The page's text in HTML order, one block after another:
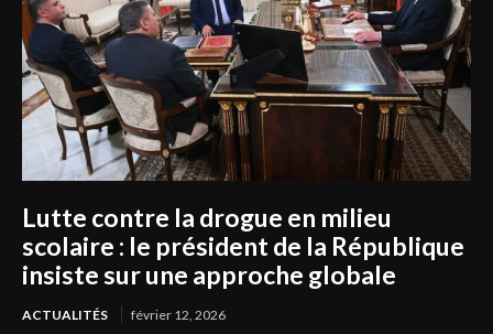
Lutte contre la drogue en milieu
scolaire : le président de la République
insiste sur une approche globale
ACTUALITÉS février 12, 2026